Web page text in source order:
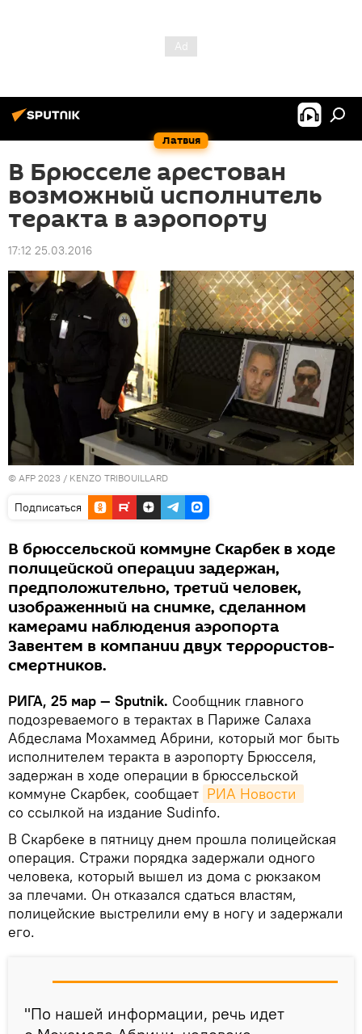
Латвия
В Брюсселе арестован
возможный исполнитель
теракта в аэропорту
17:12 25.03.2016
© AFP 2023 / KENZO TRIBOUILLARD
Подписаться
В брюссельской коммуне Скарбек в ходе
полицейской операции задержан,
предположительно, третий человек,
изображенный на снимке, сделанном
камерами наблюдения аэропорта
Завентем в компании двух террористов-
смертников.
РИГА, 25 мар — Sputnik. Сообщник главного
подозреваемого в терактах в Париже Салаха
Абдеслама Мохаммед Абрини, который мог быть
исполнителем теракта в аэропорту Брюсселя,
задержан в ходе операции в брюссельской
коммуне Скарбек, сообщает
со ссылкой на издание Sudinfo.
В Скарбеке в пятницу днем прошла полицейская
операция. Стражи порядка задержали одного
человека, который вышел из дома с рюкзаком
за плечами. Он отказался сдаться властям,
полицейские выстрелили ему в ногу и задержали
его.
"По нашей информации, речь идет